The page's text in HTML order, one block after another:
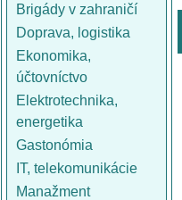
Brigády v zahraničí
Doprava, logistika
Ekonomika,
účtovníctvo
Elektrotechnika,
energetika
Gastonómia
IT, telekomunikácie
Manažment